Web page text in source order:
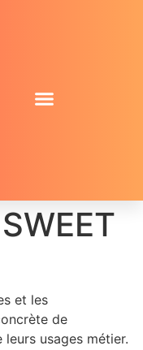
et les
de
usages métier.